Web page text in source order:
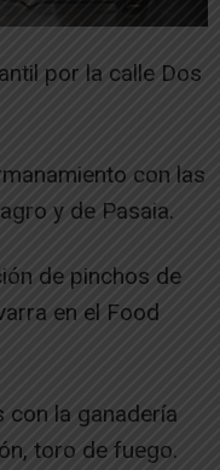
por la calle Dos
con las
y de Pasaia.
de pinchos de
en el Food
con la ganadería
toro de fuego.